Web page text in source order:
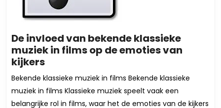
De invloed van bekende klassieke
muziek in films op de emoties van
kijkersDe
invloed
van
bekende
Bekende klassieke muziek in films Bekende klassieke
muziek in films Klassieke muziek speelt vaak een
belangrijke rol in films, waar het de emoties van de kijkers